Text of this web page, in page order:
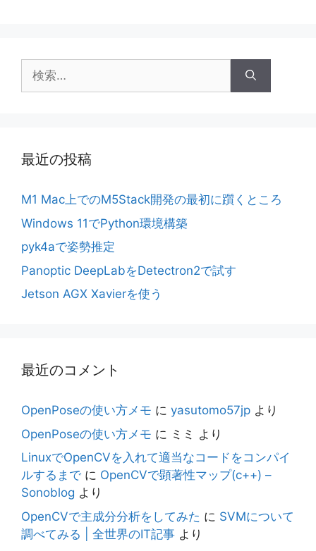
索:
最近の投稿
M1 Mac上でのM5Stack開発の最初に躓くところ
Windows 11でPython環境構築
pyk4aで姿勢推定
Panoptic DeepLabをDetectron2で試す
Jetson AGX Xavierを使う
最近のコメント
OpenPoseの使い方メモ に yasutomo57jp より
OpenPoseの使い方メモ に ミミ より
LinuxでOpenCVを入れて適当なコードをコンパイ
ルするまで に OpenCVで顕著性マップ(c++) –
Sonoblog より
OpenCVで主成分分析をしてみた に SVMについて
調べてみる | 全世界のIT記事 より